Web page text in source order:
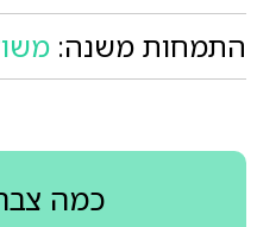
התמחות משנה:
כמה